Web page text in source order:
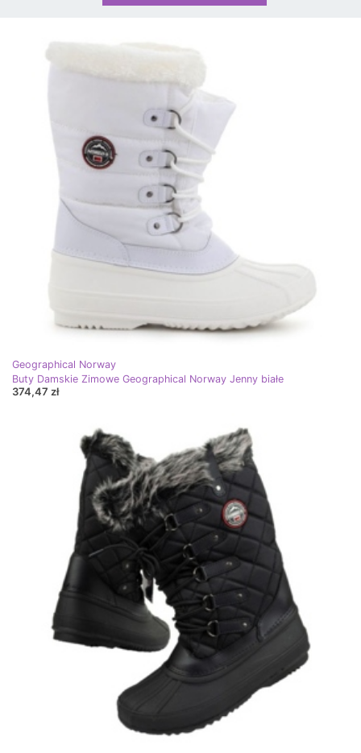
Geographical Norway
Buty Damskie Zimowe Geographical Norway Jenny białe
374,47 zł